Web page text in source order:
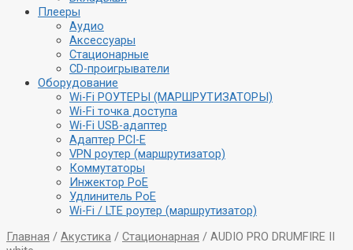
Плееры
Аудио
Аксессуары
Стационарные
CD-проигрыватели
Оборудование
Wi-Fi РОУТЕРЫ (МАРШРУТИЗАТОРЫ)
Wi-Fi точка доступа
Wi-Fi USB-адаптер
Адаптер PCI-E
VPN роутер (маршрутизатор)
Коммутаторы
Инжектор PoE
Удлинитель PoE
Wi-Fi / LTE роутер (маршрутизатор)
Главная / Акустика / Стационарная / AUDIO PRO DRUMFIRE II